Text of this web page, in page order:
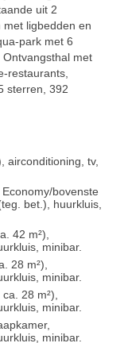
uit 2
ligbedden en
park met 6
met
restaurants,
sterren, 392
airconditioning, tv,
bovenste
bet.), huurkluis,
42 m²),
minibar.
28 m²),
minibar.
28 m²),
minibar.
minibar.